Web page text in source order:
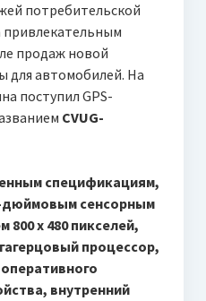
потребительской
привлекательным
продаж новой
для автомобилей. На
поступил GPS-
CVUG-
спецификациям,
дюймовым сенсорным
800 x 480 пикселей,
процессор,
внутренний